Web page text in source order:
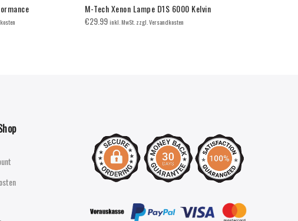
M-Tech Xenon Lampe D1S 6000 Kelvin
€29.99inkl. MwSt. zzgl. Versandkosten